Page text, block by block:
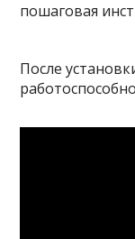
После